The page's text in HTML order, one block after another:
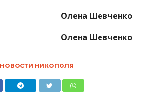
Олена Шевченко
Олена Шевченко
НОВОСТИ НИКОПОЛЯ